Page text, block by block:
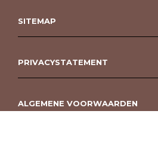
SITEMAP
PRIVACYSTATEMENT
ALGEMENE VOORWAARDEN